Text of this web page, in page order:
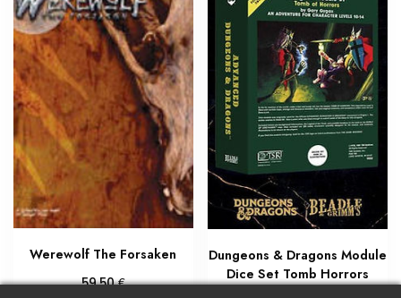
Werewolf The Forsaken
59,50€
Dungeons & Dragons Module
Dice Set Tomb Horrors